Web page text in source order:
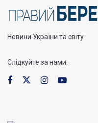
Новини України та світу
Слідкуйте за нами: